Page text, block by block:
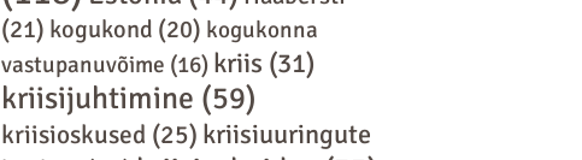
(21) kogukond (20) kogukonna
vastupanuvõime (16) kriis (31)
kriisijuhtimine (59)
kriisioskused (25) kriisiuuringute